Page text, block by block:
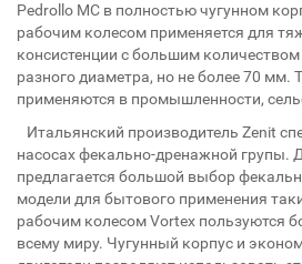
Pedrollo MC в полностью чугунном
рабочим колесом применяется для
консистенции с большим
разного диаметра, но не более 70 мм.
применяются в промышленности,
Итальянский производитель Zenit
насосах фекально-дренажной групы.
предлагается большой выбор
модели для бытового применения
рабочим колесом Vortex пользуются
всему миру. Чугунный корпус и